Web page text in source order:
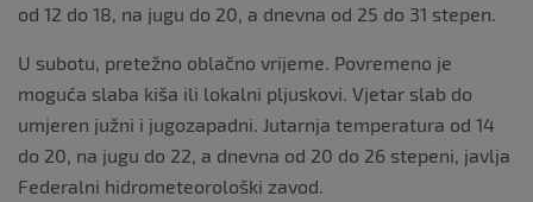
od 12 do 18, na jugu do 20, a dnevna od 25 do 31 stepen.
U subotu, pretežno oblačno vrijeme. Povremeno je
moguća slaba kiša ili lokalni pljuskovi. Vjetar slab do
umjeren južni i jugozapadni. Jutarnja temperatura od 14
do 20, na jugu do 22, a dnevna od 20 do 26 stepeni, javlja
Federalni hidrometeorološki zavod.